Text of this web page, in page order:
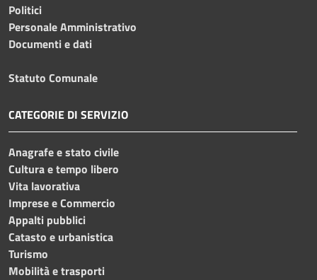
Politici
Personale Amministrativo
Documenti e dati
Statuto Comunale
CATEGORIE DI SERVIZIO
Anagrafe e stato civile
Cultura e tempo libero
Vita lavorativa
Imprese e Commercio
Appalti pubblici
Catasto e urbanistica
Turismo
Mobilità e trasporti